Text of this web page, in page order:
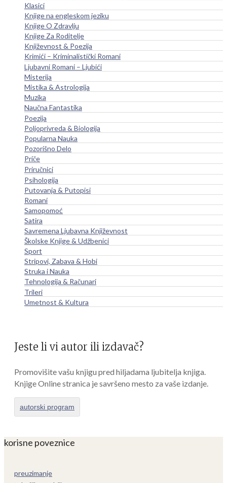
Klasici
Knjige na engleskom jeziku
Knjige O Zdravlju
Knjige Za Roditelje
Književnost & Poezija
Krimići – Kriminalistički Romani
Ljubavni Romani – Ljubići
Misterija
Mistika & Astrologija
Muzika
Naučna Fantastika
Poezija
Poljoprivreda & Biologija
Popularna Nauka
Pozorišno Delo
Priče
Priručnici
Psihologija
Putovanja & Putopisi
Romani
Samopomoć
Satira
Savremena Ljubavna Književnost
Školske Knjige & Udžbenici
Sport
Stripovi, Zabava & Hobi
Struka i Nauka
Tehnologija & Računari
Trileri
Umetnost & Kultura
Jeste li vi autor ili izdavač?
Promovišite vašu knjigu pred hiljadama ljubitelja knjiga.
Knjige Online stranica je savršeno mesto za vaše izdanje.
autorski program
korisne poveznice
preuzimanje